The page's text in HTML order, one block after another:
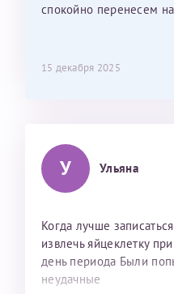
спокойно перенесем
15 декабря 2025
У Ульяна
Когда лучше
извлечь яйцеклетку
день периода Были
неудачные